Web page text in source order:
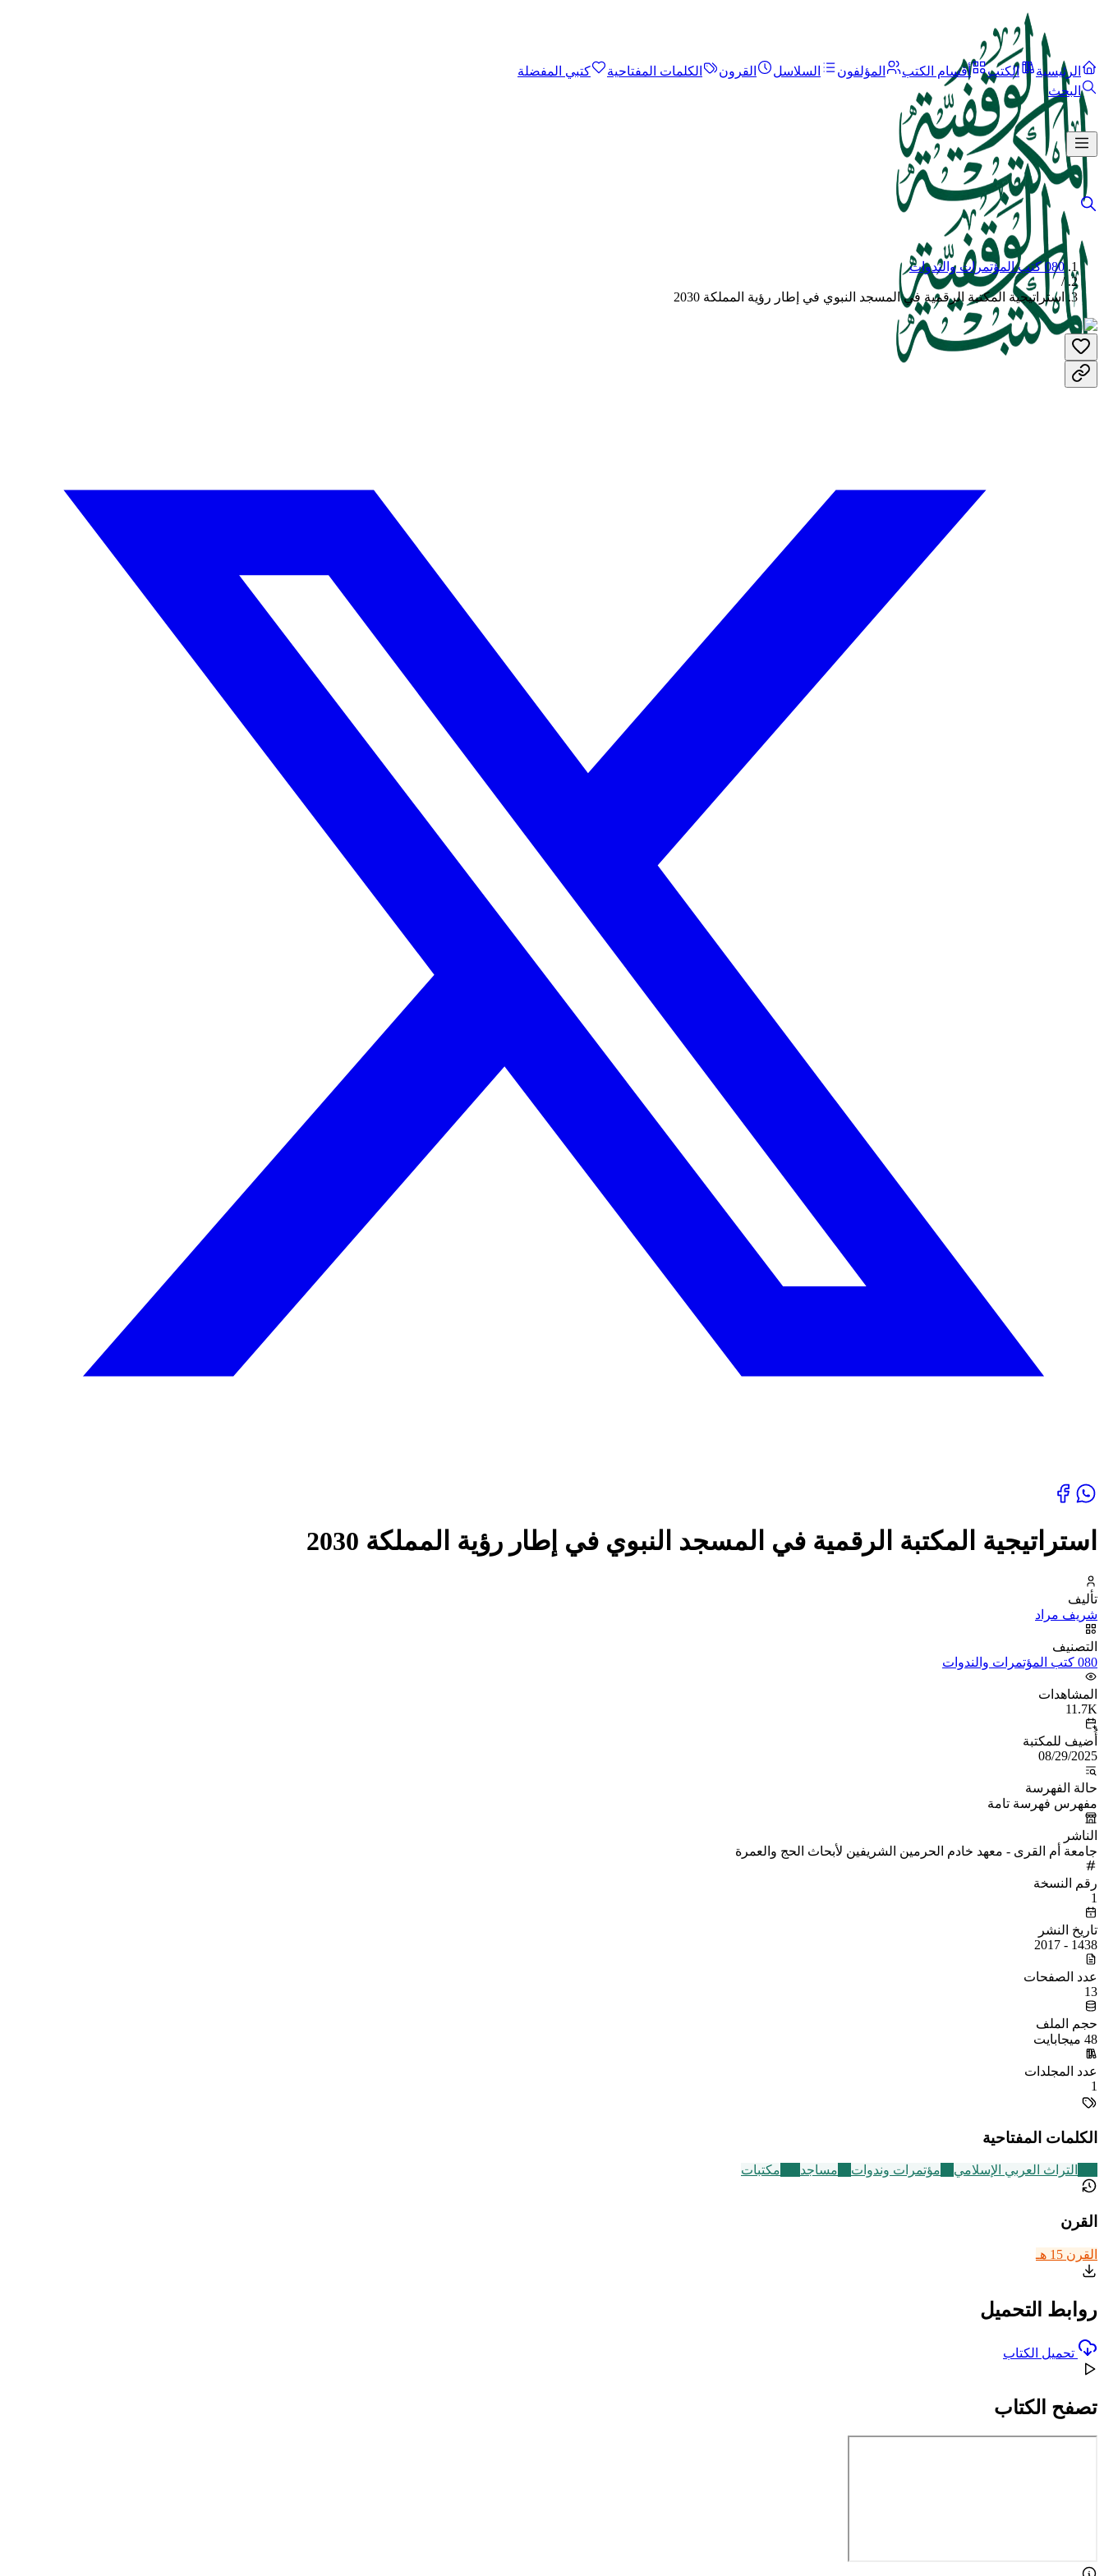
الرئيسية الكتب أقسام الكتب المؤلفون السلاسل القرون الكلمات المفتاحية
كتبي المفضلة
البحث
080 كتب المؤتمرات والندوات
/
استراتيجية المكتبة الرقمية في المسجد النبوي في إطار رؤية المملكة 2030
استراتيجية المكتبة الرقمية في المسجد النبوي في إطار رؤية المملكة 2030
تأليف
شريف مراد
التصنيف
080 كتب المؤتمرات والندوات
المشاهدات
11.7K
أُضيف للمكتبة
08/29/2025
حالة الفهرسة
مفهرس فهرسة تامة
الناشر
جامعة أم القرى - معهد خادم الحرمين الشريفين لأبحاث الحج والعمرة
رقم النسخة
1
تاريخ النشر
1438 - 2017
عدد الصفحات
13
حجم الملف
48 ميجابايت
عدد المجلدات
1
الكلمات المفتاحية
التراث العربي الإسلامي مؤتمرات وندوات مساجد مكتبات
القرن
القرن 15 هـ
روابط التحميل
تحميل الكتاب
تصفح الكتاب